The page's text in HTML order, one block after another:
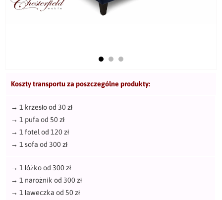
Koszty transportu za poszczególne produkty:
→ 1 krzesło od 30 zł
→ 1 pufa od 50 zł
→ 1 fotel od 120 zł
→ 1 sofa od 300 zł
→ 1 łóżko od 300 zł
→ 1 narożnik od 300 zł
→ 1 ławeczka od 50 zł